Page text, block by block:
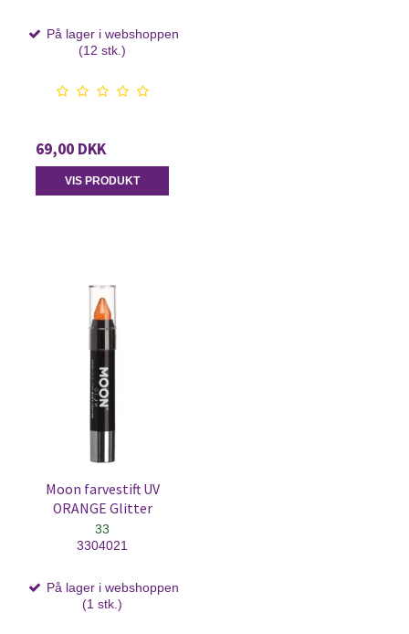
På lager i webshoppen
(12 stk.)
69,00 DKK
VIS PRODUKT
Moon farvestift UV
ORANGE Glitter
33
3304021
På lager i webshoppen
(1 stk.)